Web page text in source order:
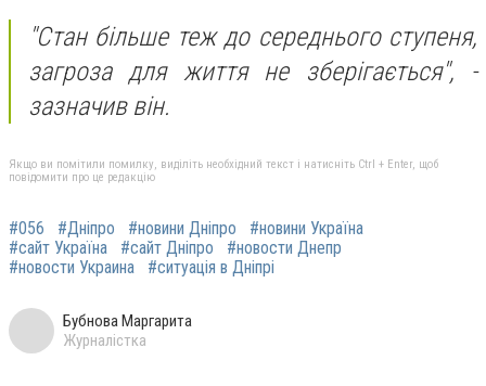
"Стан більше теж до середнього ступеня,
загроза для життя не зберігається", -
зазначив він.
Якщо ви помітили помилку, виділіть необхідний текст і натисніть Ctrl + Enter, щоб
повідомити про це редакцію
#056 #Дніпро #новини Дніпро
#новини Україна
#сайт Україна
#сайт Дніпро
#новости Днепр
#новости Украина
#ситуація в Дніпрі
Бубнова Маргарита
Журналістка